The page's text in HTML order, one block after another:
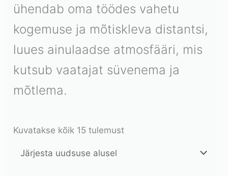
ühendab oma töödes vahetu
kogemuse ja mõtiskleva distantsi,
luues ainulaadse atmosfääri, mis
kutsub vaatajat süvenema ja
mõtlema.
Kuvatakse kõik 15 tulemust